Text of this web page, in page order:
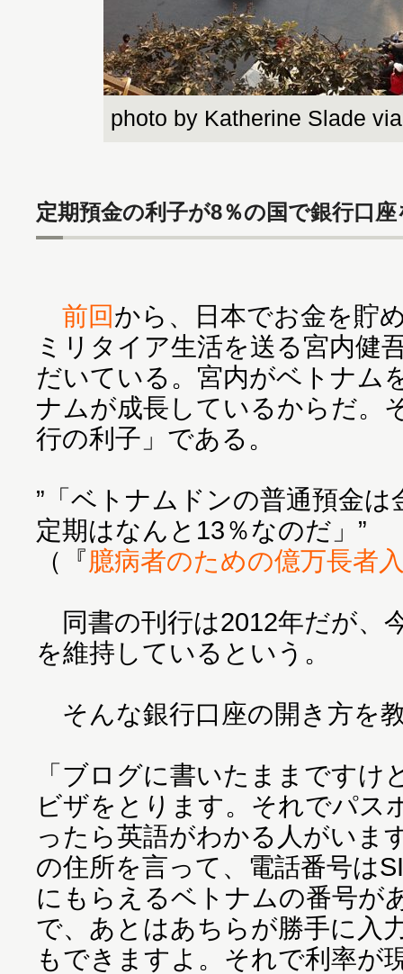
photo by Katherine Slade
定期預金の利子が8％の国で銀行口
前回から、日本でお金を貯
ミリタイア生活を送る宮内健
だいている。宮内がベトナム
ナムが成長しているからだ。
行の利子」である。
”「ベトナムドンの普通預金
定期はなんと13％なのだ」”
（『臆病者のための億万長者
同書の刊行は2012年だが、
を維持しているという。
そんな銀行口座の開き方を
「ブログに書いたままですけ
ビザをとります。それでパス
ったら英語がわかる人がいま
の住所を言って、電話番号は
にもらえるベトナムの番号が
で、あとはあちらが勝手に入
もできますよ。それで利率が